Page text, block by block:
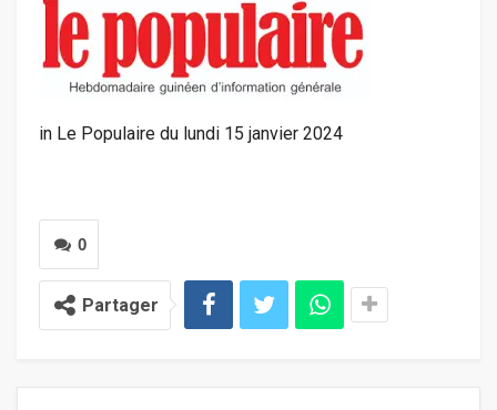
in Le Populaire du lundi 15 janvier 2024
0
Partager